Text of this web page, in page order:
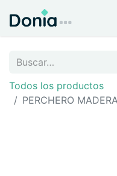
Todos los productos
PERCHERO